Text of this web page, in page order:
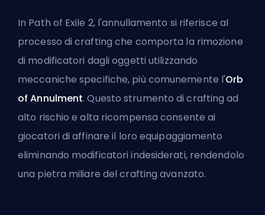
In Path of Exile 2, l'annullamento si riferisce al
processo di crafting che comporta la rimozione
di modificatori dagli oggetti utilizzando
meccaniche specifiche, più comunemente l'Orb
of Annulment. Questo strumento di crafting ad
alto rischio e alta ricompensa consente ai
giocatori di affinare il loro equipaggiamento
eliminando modificatori indesiderati, rendendolo
una pietra miliare del crafting avanzato.